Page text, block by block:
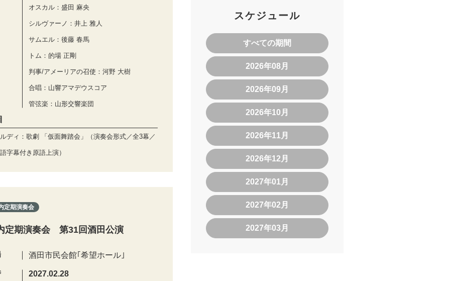
オスカル：盛田 麻央
シルヴァーノ：井上 雅人
サムエル：後藤 春馬
トム：的場 正剛
判事/アメーリアの召使：河野 大樹
合唱：山響アマデウスコア
管弦楽：山形交響楽団
ディ：歌劇 「仮面舞踏会」（演奏会形式／全3幕／
字幕付き原語上演）
定期演奏会
定期演奏会 第31回酒田公演
酒田市民会館｢希望ホール｣
2027.02.28
スケジュール
すべての期間
2026年08月
2026年09月
2026年10月
2026年11月
2026年12月
2027年01月
2027年02月
2027年03月